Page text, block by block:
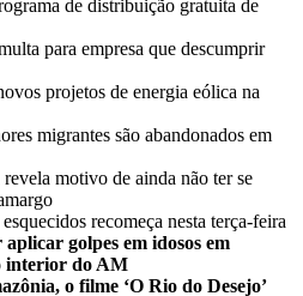
de distribuição gratuita de
para empresa que descumprir
projetos de energia eólica na
migrantes são abandonados em
motivo de ainda não ter se
recomeça nesta terça-feira
golpes em idosos em
interior do AM
o filme ‘O Rio do Desejo’